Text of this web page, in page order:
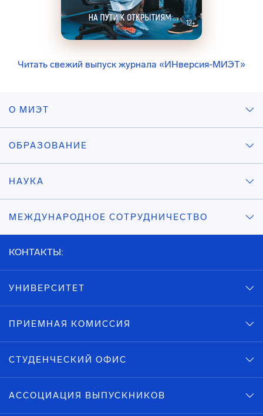
Читать свежий выпуск журнала «ИНверсия-МИЭТ»
О МИЭТ
ОБРАЗОВАНИЕ
НАУКА
МЕЖДУНАРОДНОЕ СОТРУДНИЧЕСТВО
КОНТАКТЫ:
УНИВЕРСИТЕТ
ПРИЕМНАЯ КОМИССИЯ
СТУДЕНЧЕСКИЙ ОФИС
АССОЦИАЦИЯ ВЫПУСКНИКОВ